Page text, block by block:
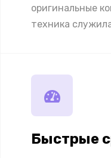
оригинальные
техника
Быстрые